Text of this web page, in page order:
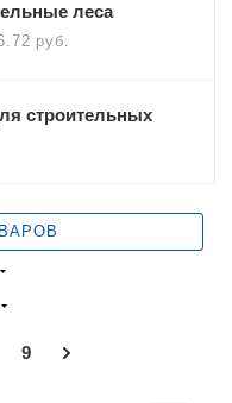
леса
руб.
строительных
9